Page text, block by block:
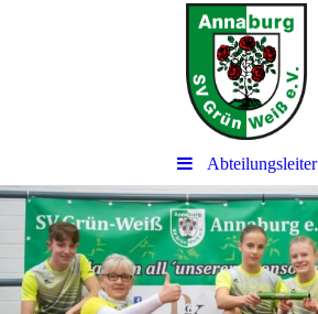
Abteilungsleiter